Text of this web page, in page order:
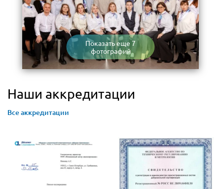
Показать еще 7
фотографий
Наши аккредитации
Все аккредитации